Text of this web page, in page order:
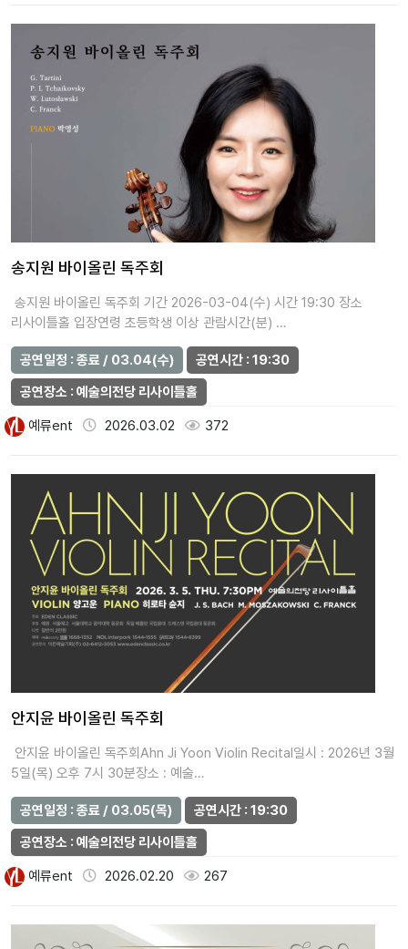
송지원 바이올린 독주회
송지원 바이올린 독주회 기간 2026-03-04(수) 시간 19:30 장소
리사이틀홀 입장연령 초등학생 이상 관람시간(분) …
공연일정 : 종료 / 03.04(수)
공연시간 : 19:30
공연장소 : 예술의전당 리사이틀홀
예류ent 2026.03.02 372
안지윤 바이올린 독주회
안지윤 바이올린 독주회Ahn Ji Yoon Violin Recital일시 : 2026년 3월
5일(목) 오후 7시 30분장소 : 예술…
공연일정 : 종료 / 03.05(목)
공연시간 : 19:30
공연장소 : 예술의전당 리사이틀홀
예류ent 2026.02.20 267